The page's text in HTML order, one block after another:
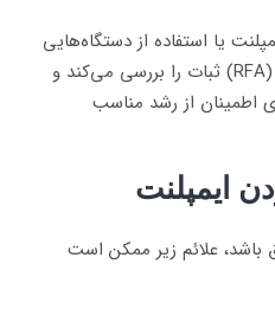
یا استفاده از دستگاه‌هایی
مانند تحلیل فرکانس رزونانس (RFA) ثبات را بررسی می‌کند و
اطمینان از رشد مناسب
ایمپلنت
باشد، علائم زیر ممکن است